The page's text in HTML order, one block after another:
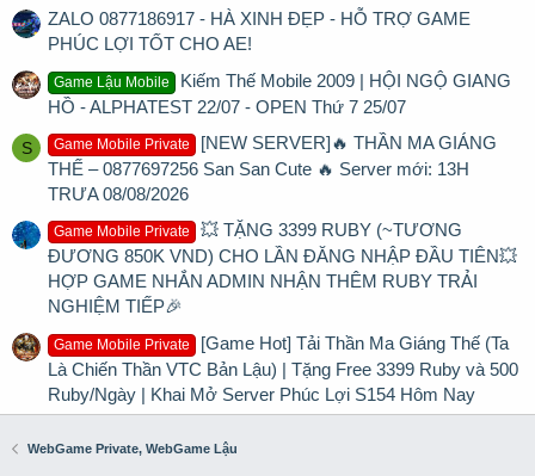
ZALO 0877186917 - HÀ XINH ĐẸP - HỖ TRỢ GAME
PHÚC LỢI TỐT CHO AE!
Game Lậu Mobile
Kiếm Thế Mobile 2009 | HỘI NGỘ GIANG
HỒ - ALPHATEST 22/07 - OPEN Thứ 7 25/07
S Game Mobile Private
[NEW SERVER]🔥 THẦN MA GIÁNG
THẾ – 0877697256 San San Cute 🔥 Server mới: 13H
TRƯA 08/08/2026
Game Mobile Private
💥 TẶNG 3399 RUBY (~TƯƠNG
ĐƯƠNG 850K VND) CHO LẦN ĐĂNG NHẬP ĐẦU TIÊN💥
HỢP GAME NHẮN ADMIN NHẬN THÊM RUBY TRẢI
NGHIỆM TIẾP🎉
Game Mobile Private
[Game Hot] Tải Thần Ma Giáng Thế (Ta
Là Chiến Thần VTC Bản Lậu) | Tặng Free 3399 Ruby và 500
Ruby/Ngày | Khai Mở Server Phúc Lợi S154 Hôm Nay
WebGame Private, WebGame Lậu